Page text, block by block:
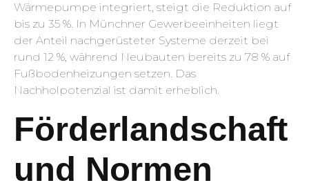
Wärmepumpe integriert, steigt die Reduktion auf
bis zu 35 %. In Münchner Gewerbeeinheiten liegt
der Anteil nachgerüsteter Systeme derzeit bei
rund 12 %, während Neubauten bereits zu 78 % auf
Fußbodenheizungen setzen. Das
Nachholpotenzial ist damit erheblich.
Förderlandschaft
und Normen